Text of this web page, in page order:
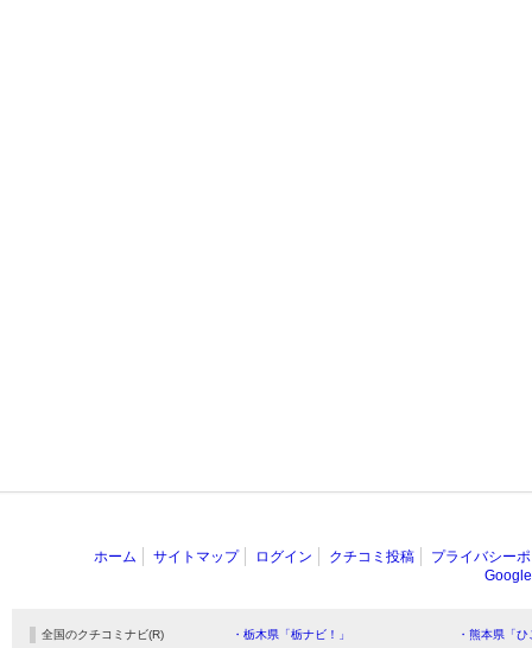
ホーム サイトマップ ログイン クチコミ投稿
プライバシー
全国のクチコミナビ(R) ・栃木県「栃ナビ！」 ・熊本県「